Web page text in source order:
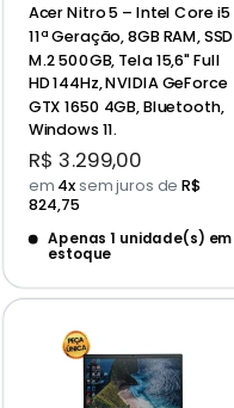
Acer Nitro 5 – Intel Core i5
11ª Geração, 8GB RAM, SSD
M.2 500GB, Tela 15,6" Full
HD 144Hz, NVIDIA GeForce
GTX 1650 4GB, Bluetooth,
Windows 11.
Preço
promocional
R$ 3.299,00
em 4xsem juros deR$
824,75
Apenas 1 unidade(s) em
estoque